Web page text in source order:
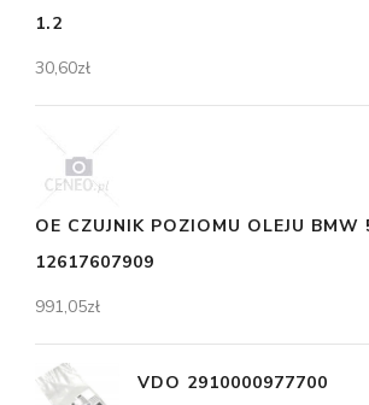
1.2
30,60zł
OE CZUJNIK POZIOMU OLEJU BMW
12617607909
991,05zł
VDO 2910000977700